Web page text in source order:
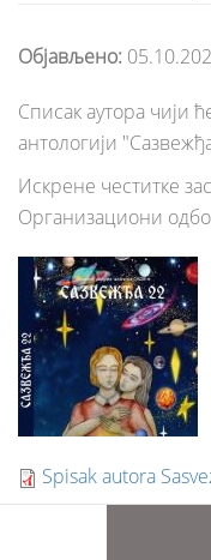
Објављено:
Списак аутора чији
антологији
Искрене честитке
Организациони
Spisak autora